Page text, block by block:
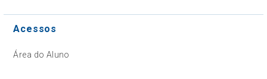
Acessos
Área do Aluno